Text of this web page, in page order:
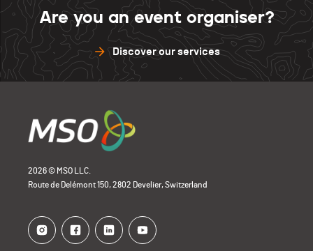
Are you an event organiser?
Discover our services
2026 © MSO LLC.
Route de Delémont 150, 2802 Develier, Switzerland